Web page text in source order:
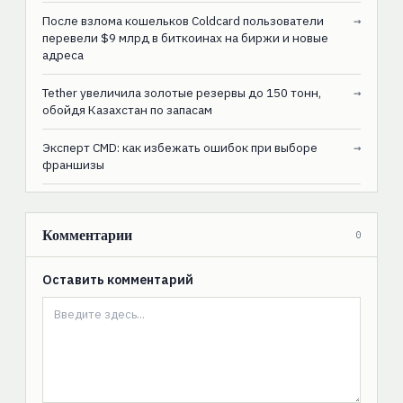
После взлома кошельков Coldcard пользователи
перевели $9 млрд в биткоинах на биржи и новые
адреса
→
Tether увеличила золотые резервы до 150 тонн,
обойдя Казахстан по запасам
→
Эксперт CMD: как избежать ошибок при выборе
франшизы
→
Комментарии 0
Оставить комментарий